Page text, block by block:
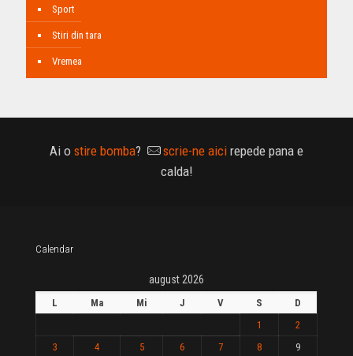
Sport
Stiri din tara
Vremea
Ai o stire bomba? scrie-ne aici repede pana e
calda!
Calendar
august 2026
L Ma Mi J V S
D
1
2
3
4 5 6 7 8
9